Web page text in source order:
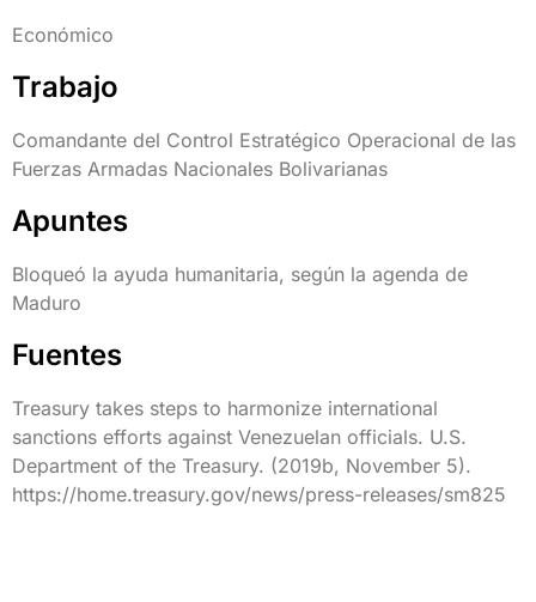
Económico
Trabajo
Comandante del Control Estratégico Operacional de las
Fuerzas Armadas Nacionales Bolivarianas
Apuntes
Bloqueó la ayuda humanitaria, según la agenda de
Maduro
Fuentes
Treasury takes steps to harmonize international
sanctions efforts against Venezuelan officials. U.S.
Department of the Treasury. (2019b, November 5).
https://home.treasury.gov/news/press-releases/sm825